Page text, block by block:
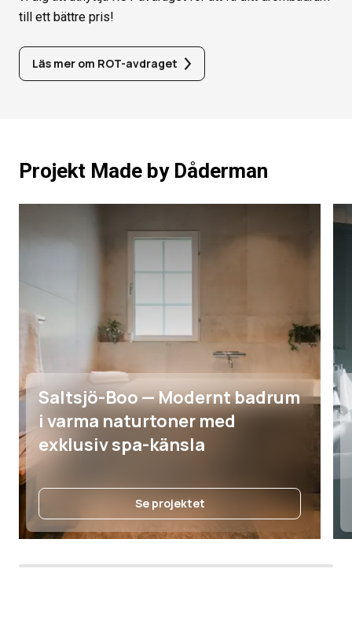
till ett bättre pris!
Läs mer om ROT-avdraget
Projekt Made by Dåderman
Saltsjö-Boo — Modernt badrum
i varma naturtoner med
exklusiv spa-känsla
Se projektet